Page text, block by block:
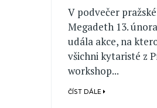
V podvečer
Megadeth 13.
udála akce, na
všichni kytaristé z
workshop...
ČÍST DÁLE